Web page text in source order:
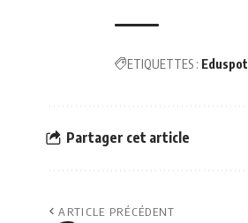
ETIQUETTES :
Partager cet article
ARTICLE PRÉCÉDENT